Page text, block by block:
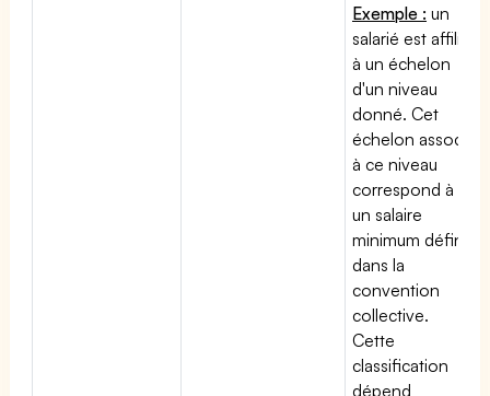
Exemple : un
salarié est affilié
à un échelon
d'un niveau
donné. Cet
échelon associé
à ce niveau
correspond à
un salaire
minimum défini
dans la
convention
collective.
Cette
classification
dépend